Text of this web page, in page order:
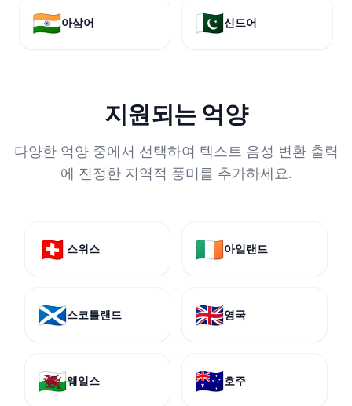
🇮🇳아삼어 🇵🇰신드어
지원되는 억양
다양한 억양 중에서 선택하여 텍스트 음성 변환 출력
에 진정한 지역적 풍미를 추가하세요.
🇨🇭 스위스 🇮🇪아일랜드
🏴󠁧󠁢󠁳󠁣󠁴󠁿스코틀랜드 🇬🇧영국
🏴󠁧󠁢󠁷󠁬󠁳󠁿웨일스 🇦🇺호주